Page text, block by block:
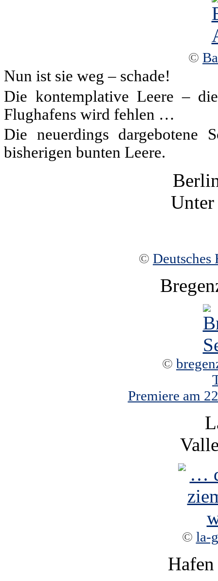
©
Nun ist sie weg – schade!
Die kontemplative Leere –
Flughafens wird fehlen …
Die neuerdings dargebotene
bisherigen bunten Leere.
© Deutsches
©
Premiere am
© la-